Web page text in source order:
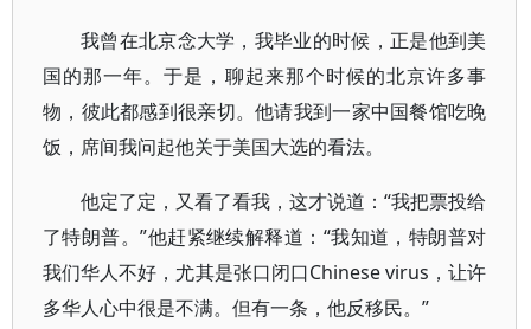
我曾在北京念大学，我毕业的时候，正是他到美
国的那一年。于是，聊起来那个时候的北京许多事
物，彼此都感到很亲切。他请我到一家中国餐馆吃晚
饭，席间我问起他关于美国大选的看法。
他定了定，又看了看我，这才说道：“我把票投给
了特朗普。”他赶紧继续解释道：“我知道，特朗普对
我们华人不好，尤其是张口闭口Chinese virus，让许
多华人心中很是不满。但有一条，他反移民。”